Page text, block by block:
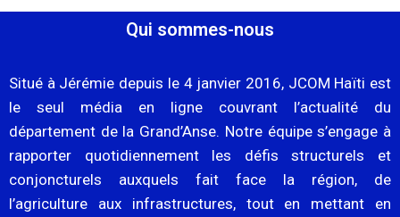
Qui sommes-nous
Situé à Jérémie depuis le 4 janvier 2016, JCOM Haïti est
le seul média en ligne couvrant l’actualité du
département de la Grand’Anse. Notre équipe s’engage à
rapporter quotidiennement les défis structurels et
conjoncturels auxquels fait face la région, de
l’agriculture aux infrastructures, tout en mettant en